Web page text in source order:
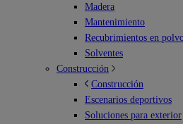
Madera
Mantenimiento
Recubrimientos en
Solventes
Construcción
Construcción
Escenarios deportivos
Soluciones para exterior